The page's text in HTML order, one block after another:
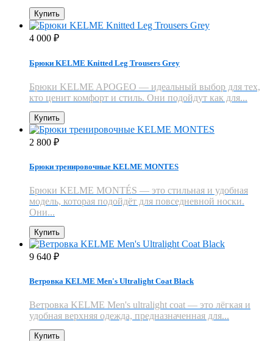
Купить
4 000 ₽
Брюки KELME Knitted Leg Trousers Grey
Брюки KELME APOGEO — идеальный выбор для тех,
кто ценит комфорт и стиль. Они подойдут как для...
Купить
2 800 ₽
Брюки тренировочные KELME MONTES
Брюки KELME MONTÉS — это стильная и удобная
модель, которая подойдёт для повседневной носки.
Они...
Купить
9 640 ₽
Ветровка KELME Men's Ultralight Coat Black
Ветровка KELME Men's ultralight coat — это лёгкая и
удобная верхняя одежда, предназначенная для...
Купить